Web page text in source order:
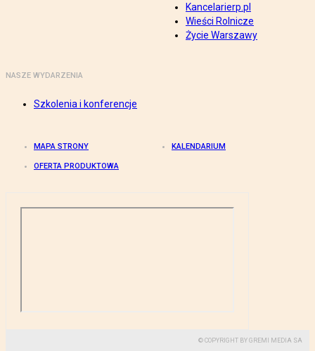
Kancelarierp.pl
Wieści Rolnicze
Życie Warszawy
NASZE WYDARZENIA
Szkolenia i konferencje
MAPA STRONY KALENDARIUM
OFERTA PRODUKTOWA
© COPYRIGHT BY GREMI MEDIA SA